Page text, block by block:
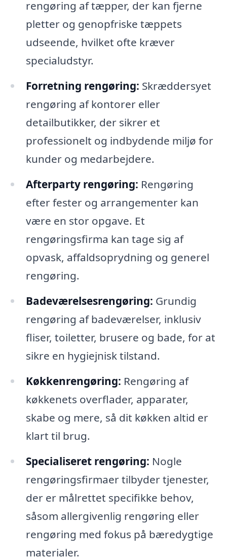
rengøring af tæpper, der kan fjerne
pletter og genopfriske tæppets
udseende, hvilket ofte kræver
specialudstyr.
Forretning rengøring: Skræddersyet
rengøring af kontorer eller
detailbutikker, der sikrer et
professionelt og indbydende miljø for
kunder og medarbejdere.
Afterparty rengøring: Rengøring
efter fester og arrangementer kan
være en stor opgave. Et
rengøringsfirma kan tage sig af
opvask, affaldsoprydning og generel
rengøring.
Badeværelsesrengøring: Grundig
rengøring af badeværelser, inklusiv
fliser, toiletter, brusere og bade, for at
sikre en hygiejnisk tilstand.
Køkkenrengøring: Rengøring af
køkkenets overflader, apparater,
skabe og mere, så dit køkken altid er
klart til brug.
Specialiseret rengøring: Nogle
rengøringsfirmaer tilbyder tjenester,
der er målrettet specifikke behov,
såsom allergivenlig rengøring eller
rengøring med fokus på bæredygtige
materialer.